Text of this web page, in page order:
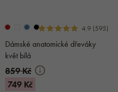
4.9 (595)
Dámské anatomické dřeváky
květ bílá
859 Kč
749 Kč